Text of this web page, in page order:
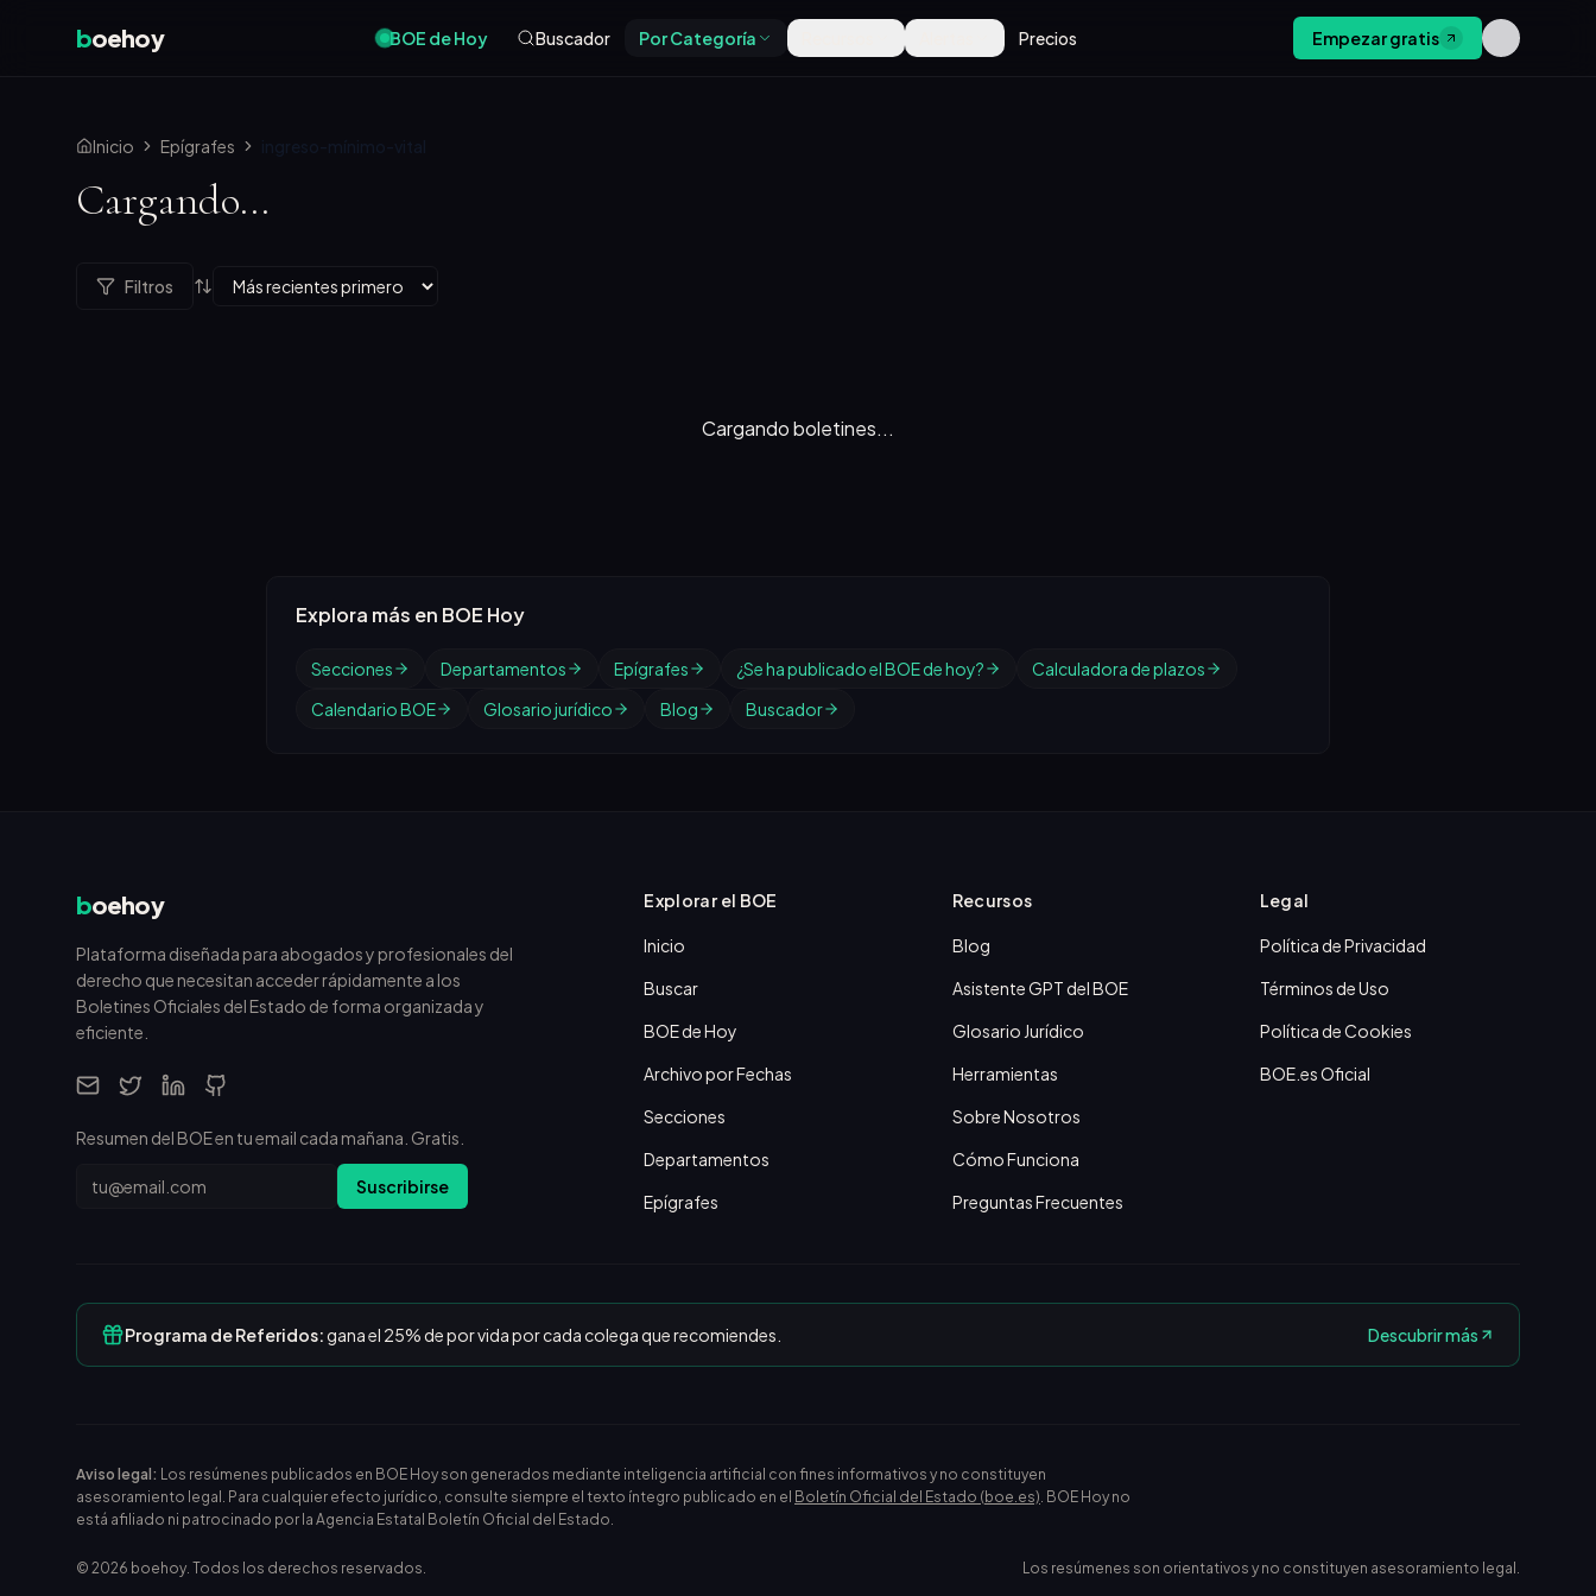
boehoy BOE de Hoy Buscador Por Categoría Precios Empezar gratis
Inicio Epígrafes ingreso-mínimo-vital
Cargando...
Filtros
Cargando boletines...
Explora más en BOE Hoy
Secciones Departamentos Epígrafes ¿Se ha publicado el BOE de hoy?
Calculadora de plazos
Calendario BOE
Glosario jurídico Blog Buscador
boehoy
Plataforma diseñada para abogados y profesionales del
derecho que necesitan acceder rápidamente a los
Boletines Oficiales del Estado de forma organizada y
eficiente.
Resumen del BOE en tu email cada mañana. Gratis.
Email Suscribirse
Explorar el BOE
Inicio
Buscar
BOE de Hoy
Archivo por Fechas
Secciones
Departamentos
Epígrafes
Recursos
Blog
Asistente GPT del BOE
Glosario Jurídico
Herramientas
Sobre Nosotros
Cómo Funciona
Preguntas Frecuentes
Legal
Política de Privacidad
Términos de Uso
Política de Cookies
BOE.es Oficial
Programa de Referidos:gana el 25% de por vida por cada colega que recomiendes. Descubrir más
Aviso legal: Los resúmenes publicados en BOE Hoy son generados mediante inteligencia artificial con fines informativos y no constituyen
asesoramiento legal. Para cualquier efecto jurídico, consulte siempre el texto íntegro publicado en el Boletín Oficial del Estado (boe.es). BOE Hoy no
está afiliado ni patrocinado por la Agencia Estatal Boletín Oficial del Estado.
© 2026 boehoy. Todos los derechos reservados. Los resúmenes son orientativos y no constituyen asesoramiento legal.